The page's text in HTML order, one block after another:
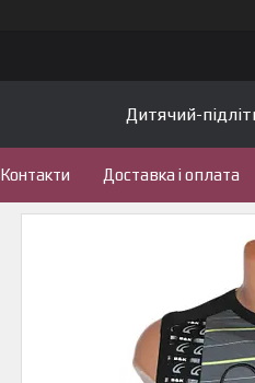
Дитячий-
Контакти Доставка і оплата